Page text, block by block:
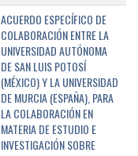
ACUERDO ESPECÍFICO DE
COLABORACIÓN ENTRE LA
UNIVERSIDAD AUTÓNOMA
DE SAN LUIS POTOSÍ
(MÉXICO) Y LA UNIVERSIDAD
DE MURCIA (ESPAÑA), PARA
LA COLABORACIÓN EN
MATERIA DE ESTUDIO E
INVESTIGACIÓN SOBRE